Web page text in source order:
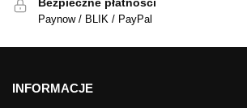
Bezpieczne płatności
Paynow / BLIK / PayPal
INFORMACJE